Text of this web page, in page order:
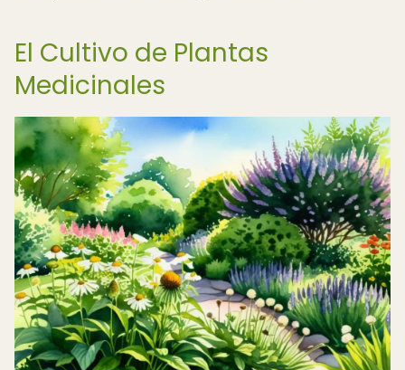
El Cultivo de Plantas
Medicinales